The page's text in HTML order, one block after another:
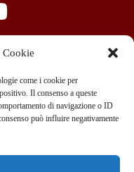
Cookie
come i cookie per
Il consenso a queste
di navigazione o ID
può influire negativamente
info@teammotor.it